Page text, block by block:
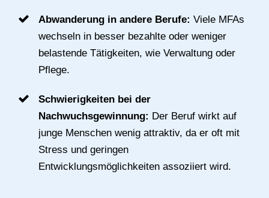
Abwanderung in andere Berufe: Viele MFAs
wechseln in besser bezahlte oder weniger
belastende Tätigkeiten, wie Verwaltung oder
Pflege.
Schwierigkeiten bei der
Nachwuchsgewinnung: Der Beruf wirkt auf
junge Menschen wenig attraktiv, da er oft mit
Stress und geringen
Entwicklungsmöglichkeiten assoziiert wird.